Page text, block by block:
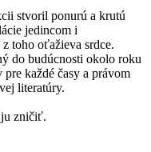
stvoril ponurú a krutú
jedincom i
toho oťažieva srdce.
do budúcnosti okolo roku
každé časy a právom
literatúry.
ju zničiť.